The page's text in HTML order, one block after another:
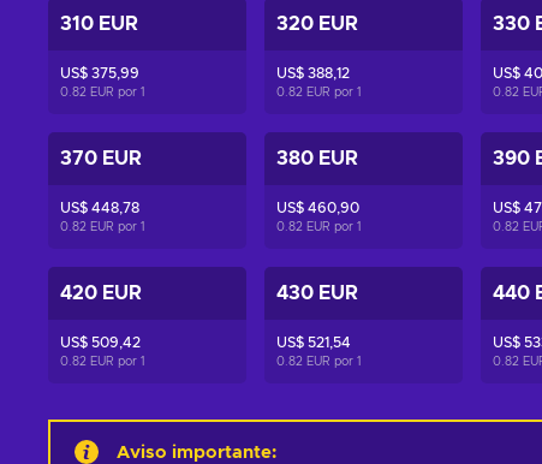
310 EUR
US$ 375,99
0.82 EUR por 1
320 EUR
US$ 388,12
0.82 EUR por 1
330
US$
0.82
370 EUR
US$ 448,78
0.82 EUR por 1
380 EUR
US$ 460,90
0.82 EUR por 1
390
US$
0.82
420 EUR
US$ 509,42
0.82 EUR por 1
430 EUR
US$ 521,54
0.82 EUR por 1
440
US$
0.82
Aviso importante: